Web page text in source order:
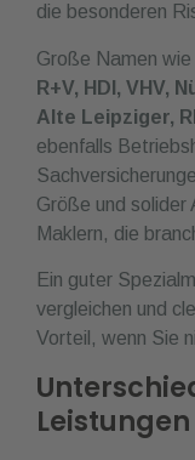
die besonderen
Große Namen wie
R+V, HDI, VHV,
Alte Leipziger,
ebenfalls
Größe und solider
Maklern, die
Ein guter
vergleichen und
Vorteil, wenn Sie
Leistungen